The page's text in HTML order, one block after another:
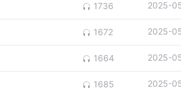
1736 2025-
1672 2025-
1664 2025-
1685 2025-